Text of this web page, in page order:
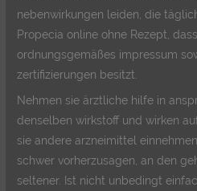
nebenwirkungen leiden, die
Propecia online ohne Rezept,
ordnungsgemäßes impressum
zertifizierungen besitzt.
Nehmen sie ärztliche hilfe in
denselben wirkstoff und wirken
sie andere arzneimittel
schwer vorherzusagen, an den
seltener. Ist nicht unbedingt